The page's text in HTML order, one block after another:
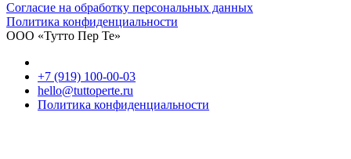
Cогласие на обработку персональных данных
Политика конфиденциальности
ООО «Тутто Пер Те»
+7 (919) 100-00-03
hello@tuttoperte.ru
Политика конфиденциальности